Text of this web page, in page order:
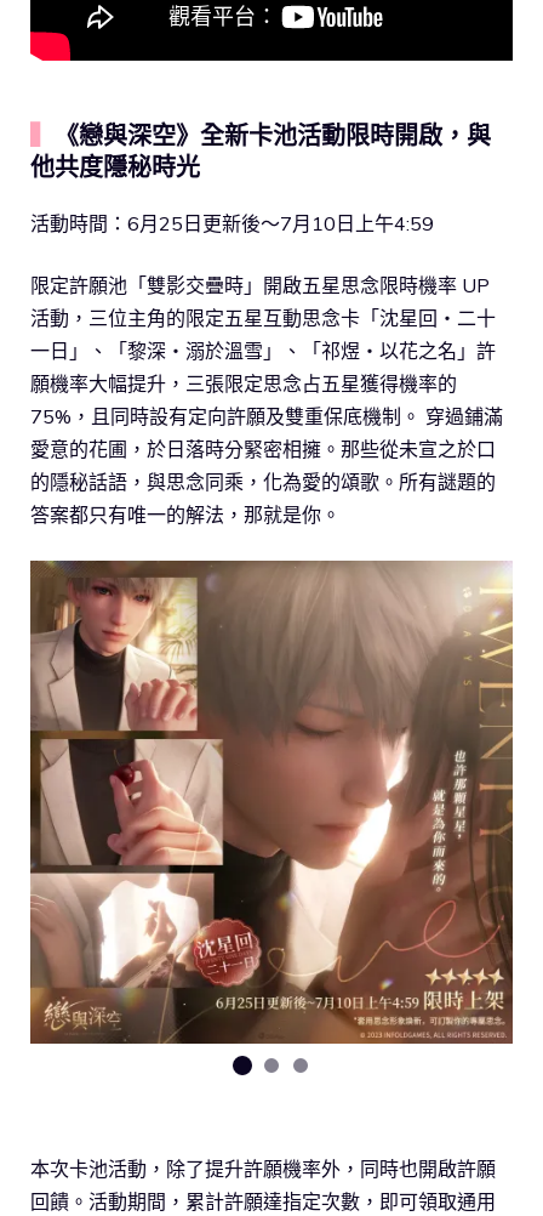
《戀與深空》全新卡池活動限時開啟，與
他共度隱秘時光
活動時間：6月25日更新後～7月10日上午4:59
限定許願池「雙影交疊時」開啟五星思念限時機率 UP
活動，三位主角的限定五星互動思念卡「沈星回‧二十
一日」、「黎深‧溺於溫雪」、「祁煜‧以花之名」許
願機率大幅提升，三張限定思念占五星獲得機率的
75%，且同時設有定向許願及雙重保底機制。 穿過鋪滿
愛意的花圃，於日落時分緊密相擁。那些從未宣之於口
的隱秘話語，與思念同乘，化為愛的頌歌。所有謎題的
答案都只有唯一的解法，那就是你。
本次卡池活動，除了提升許願機率外，同時也開啟許願
回饋。活動期間，累計許願達指定次數，即可領取通用